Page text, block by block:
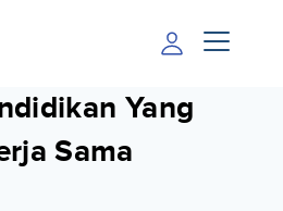
Yang
Sama